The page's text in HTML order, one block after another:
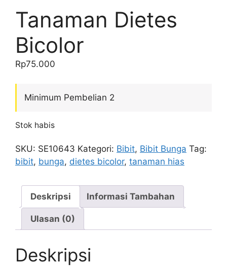
Tanaman Dietes
Bicolor
Rp75.000
Minimum Pembelian 2
Stok habis
SKU: SE10643 Kategori: Bibit, Bibit Bunga Tag:
bibit, bunga, dietes bicolor, tanaman hias
Deskripsi Informasi Tambahan
Ulasan (0)
Deskripsi